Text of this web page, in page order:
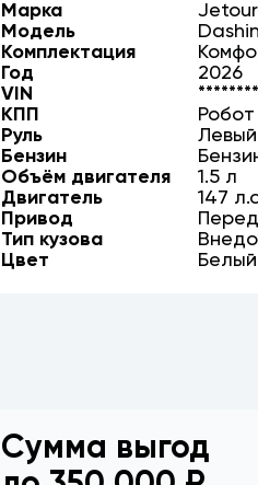
Марка
Jetour
Модель
Комплектация
Год
2026
VIN
КПП
Робот
Руль
Левый
Бензин
Объём двигателя
1.5 л
Двигатель
147
Привод
Тип кузова
дв.
Цвет Белый
Сумма выгод